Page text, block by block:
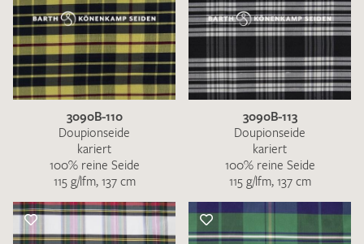
3090B-110
Doupionseide
kariert
100% reine Seide
115 g/lfm, 137 cm
3090B-113
Doupionseide
kariert
100% reine Seide
115 g/lfm, 137 cm